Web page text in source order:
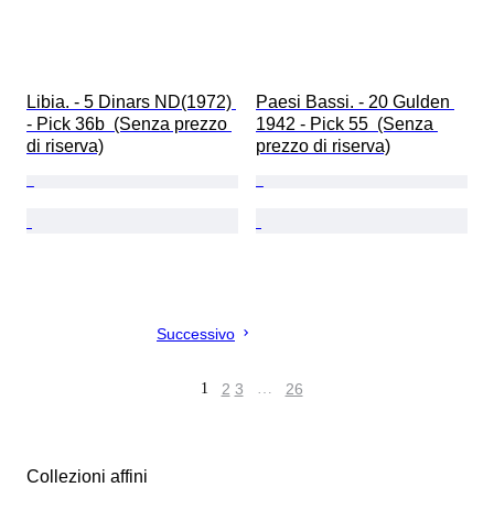
Libia. - 5 Dinars ND(1972)
- Pick 36b  (Senza prezzo
di riserva)
Paesi Bassi. - 20 Gulden
1942 - Pick 55  (Senza
prezzo di riserva)
Successivo
1 2 3 … 26
Collezioni affini